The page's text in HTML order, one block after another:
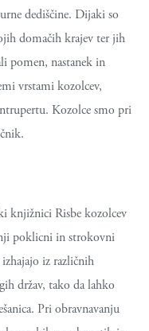
dediščine. Dijaki so
domačih krajev ter jih
pomen, nastanek in
vrstami kozolcev,
Kozolce smo pri
knjižnici Risbe kozolcev
poklicni in strokovni
iz različnih
držav, tako da lahko
Pri obravnavanju